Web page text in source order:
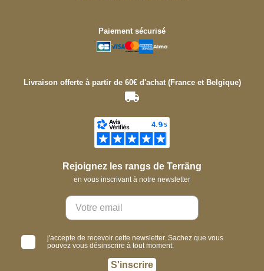
Paiement sécurisé
Livraison offerte à partir de 60€ d'achat (France et Belgique)
Rejoignez les rangs de Terräng
en vous inscrivant à notre newsletter
j'accepte de recevoir cette newsletter. Sachez que vous
pouvez vous désinscrire à tout moment.
S'inscrire